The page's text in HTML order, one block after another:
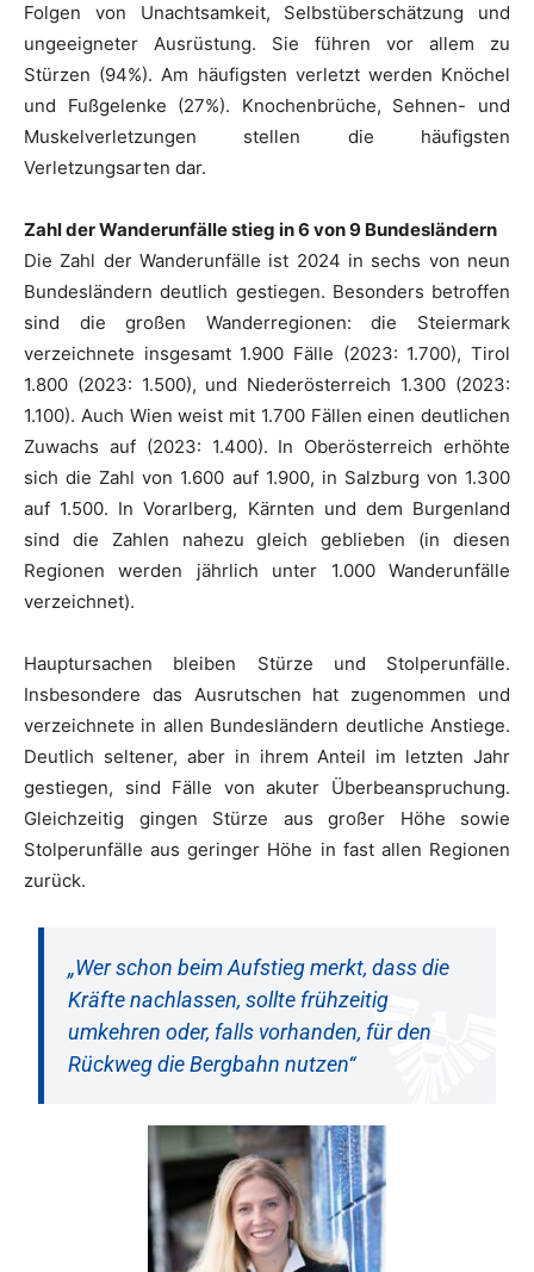
Folgen von Unachtsamkeit, Selbstüberschätzung und
ungeeigneter Ausrüstung. Sie führen vor allem zu
Stürzen (94%). Am häufigsten verletzt werden Knöchel
und Fußgelenke (27%). Knochenbrüche, Sehnen- und
Muskelverletzungen stellen die häufigsten
Verletzungsarten dar.
Zahl der Wanderunfälle stieg in 6 von 9 Bundesländern
Die Zahl der Wanderunfälle ist 2024 in sechs von neun
Bundesländern deutlich gestiegen. Besonders betroffen
sind die großen Wanderregionen: die Steiermark
verzeichnete insgesamt 1.900 Fälle (2023: 1.700), Tirol
1.800 (2023: 1.500), und Niederösterreich 1.300 (2023:
1.100). Auch Wien weist mit 1.700 Fällen einen deutlichen
Zuwachs auf (2023: 1.400). In Oberösterreich erhöhte
sich die Zahl von 1.600 auf 1.900, in Salzburg von 1.300
auf 1.500. In Vorarlberg, Kärnten und dem Burgenland
sind die Zahlen nahezu gleich geblieben (in diesen
Regionen werden jährlich unter 1.000 Wanderunfälle
verzeichnet).
Hauptursachen bleiben Stürze und Stolperunfälle.
Insbesondere das Ausrutschen hat zugenommen und
verzeichnete in allen Bundesländern deutliche Anstiege.
Deutlich seltener, aber in ihrem Anteil im letzten Jahr
gestiegen, sind Fälle von akuter Überbeanspruchung.
Gleichzeitig gingen Stürze aus großer Höhe sowie
Stolperunfälle aus geringer Höhe in fast allen Regionen
zurück.
„Wer schon beim Aufstieg merkt, dass die
Kräfte nachlassen, sollte frühzeitig
umkehren oder, falls vorhanden, für den
Rückweg die Bergbahn nutzen“